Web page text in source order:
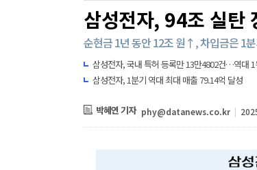
삼성전자, 94조 실탄
순현금 1년 동안 12조 원↑, 차입금은 1
삼성전자, 국내 특허 등록만 13만4802건…역대 1
삼성전자, 1분기 역대 최대 매출 79.14억 달성
박혜연 기자 phy@datanews.co.kr |